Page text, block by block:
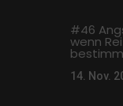
#46
wenn
14. Nov.